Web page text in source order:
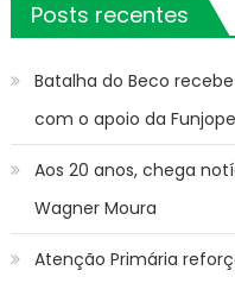
Posts recentes
Batalha do Beco
com o apoio da Funjope
Aos 20 anos, chega
Wagner Moura
Atenção Primária